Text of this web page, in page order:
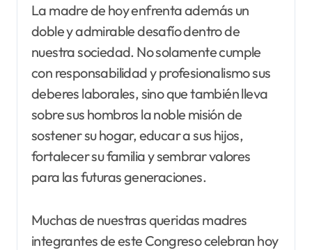
La madre de hoy enfrenta además un
doble y admirable desafío dentro de
nuestra sociedad. No solamente cumple
con responsabilidad y profesionalismo sus
deberes laborales, sino que también lleva
sobre sus hombros la noble misión de
sostener su hogar, educar a sus hijos,
fortalecer su familia y sembrar valores
para las futuras generaciones.
Muchas de nuestras queridas madres
integrantes de este Congreso celebran hoy